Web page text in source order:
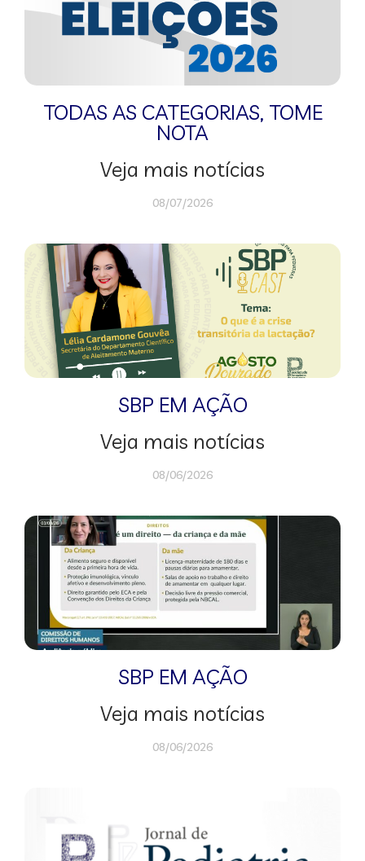
TODAS AS CATEGORIAS, TOME
NOTA
Veja mais notícias
08/07/2026
SBP EM AÇÃO
Veja mais notícias
08/06/2026
SBP EM AÇÃO
Veja mais notícias
08/06/2026